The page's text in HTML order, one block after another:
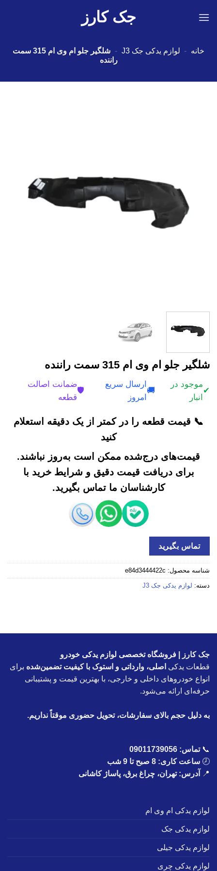
جک کارز
خانه - لوازم یدکی جک J3 -
شلگیر جلو ام وی ام 315 سمت
راننده
شلگیر جلو ام وی ام 315 سمت راننده
✔
موجود در
انبار
🚚
ارسال سریع
امروز
🛡️
ضمانت اصالت
قطعه
📞 قیمت قطعه را در کمتر از یک دقیقه استعلام
کنید
قیمت‌های درج‌شده ممکن است به‌روز نباشند.
برای دریافت قیمت دقیق و شرایط خرید با
کارشناسان ما تماس بگیرید.
تماس بگیرید
شناسه محصول: e84d3444422c
دسته: لوازم یدکی جک J3
جک کارز | فروشگاه تخصصی لوازم یدکی خودرو
قطعات یدکی اصلی، وارداتی و استوک با کیفیت تضمین‌شده برای
انواع خودروهای داخلی و خارجی، با بهترین قیمت و پشتیبانی
حرفه‌ای ارائه می‌شود.
به دلیل حجم بالای سفارشات، تحویل حضوری موقتاً نداریم.
📞تماس: 09011739056
🕗 ساعت کاری: 8 صبح تا 9 شب
📍
آدرس: تهران، چراغ برق، پاساژ کاشانی
لوازم یدکی ام وی ام
لوازم یدکی جک
لوازم یدکی جیلی
لوازم یدکی چری